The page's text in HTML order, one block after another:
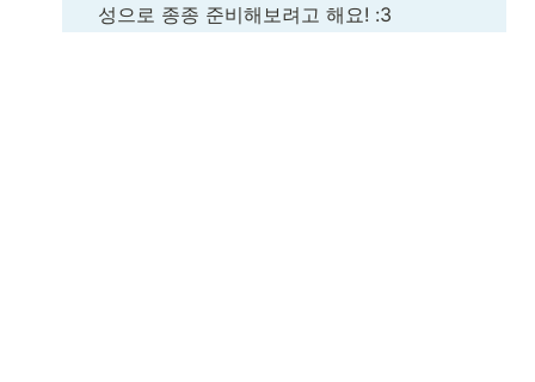
성으로 종종 준비해보려고 해요! :3